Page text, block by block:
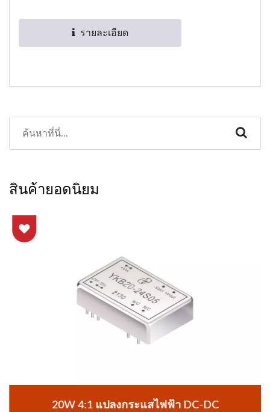
รายละเอียด
สินค้ายอดนิยม
20W 4:1 แปลงกระแสไฟฟ้า DC-DC